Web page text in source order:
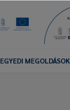
EGYEDI MEGOLDÁSOK